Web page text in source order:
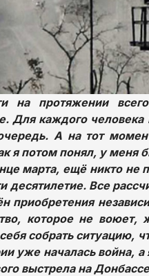
на протяжении
Для каждого человека
А на тот
я потом понял, у меня
марта, ещё никто не
десятилетие. Все
приобретения
которое не
собрать ситуацию,
уже началась война,
выстрела на